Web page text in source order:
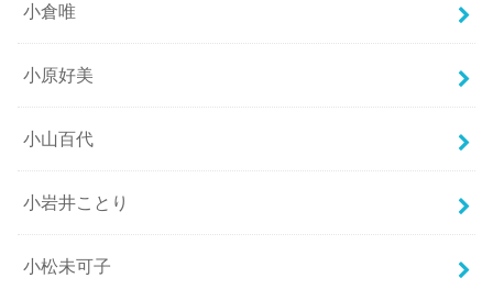
小倉唯
小原好美
小山百代
小岩井ことり
小松未可子